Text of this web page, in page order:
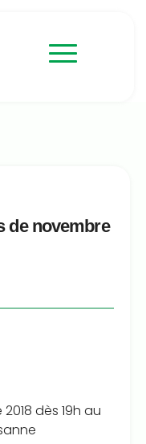
de novembre
dès 19h au